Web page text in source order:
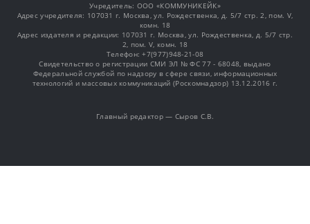
Учредитель: OOO «КОММУНИКЕЙК»
Адрес учредителя: 107031 г. Москва, ул. Рождественка, д. 5/7 стр. 2, пом. V,
комн. 18
Адрес издателя и редакции: 107031 г. Москва, ул. Рождественка, д. 5/7 стр.
2, пом. V, комн. 18
Телефон: +7(977)948-21-08
Свидетельство о регистрации СМИ ЭЛ № ФС 77 - 68048, выдано
Федеральной службой по надзору в сфере связи, информационных
технологий и массовых коммуникаций (Роскомнадзор) 13.12.2016 г.
Главный редактор — Сыров С.В.